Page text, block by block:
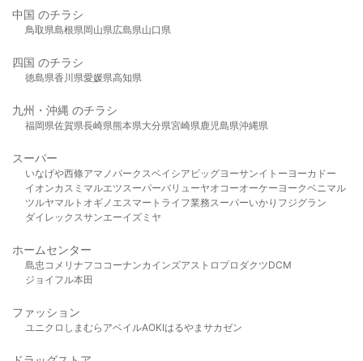
中国 のチラシ
鳥取県島根県岡山県広島県山口県
四国 のチラシ
徳島県香川県愛媛県高知県
九州・沖縄 のチラシ
福岡県佐賀県長崎県熊本県大分県宮崎県鹿児島県沖縄県
スーパー
いなげや西條アマノパークスベイシア ビッグヨーサンイトーヨーカドー
イオンカスミ マルエツスーパーバリューヤオコーオーケー ヨークベニマル
ツルヤマルト オギノ エスマート ライフ業務スーパーいかり フジグラン
ダイレックスサンエーイズミヤ
ホームセンター
島忠 コメリ ナフコ コーナンカインズアストロプロダクツDCM
ジョイフル本田
ファッション
ユニクロ しまむら アベイルAOKIはるやま サカゼン